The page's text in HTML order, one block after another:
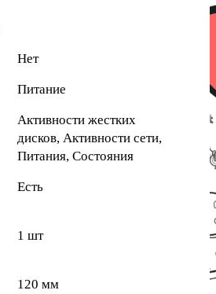
Нет
Питание
Активности жестких
дисков, Активности сети,
Питания, Состояния
Есть
1 шт
120 мм